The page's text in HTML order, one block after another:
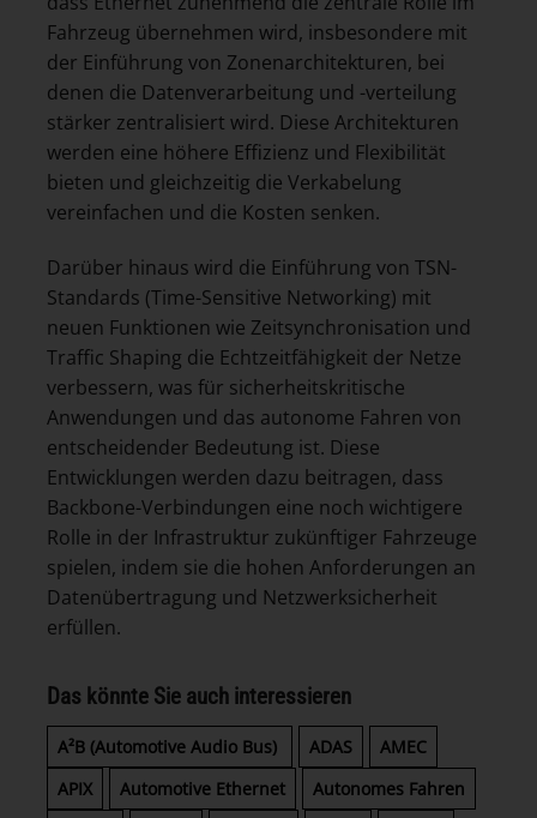
Fahrzeug übernehmen wird, insbesondere mit
der Einführung von Zonenarchitekturen, bei
denen die Datenverarbeitung und -verteilung
stärker zentralisiert wird. Diese Architekturen
werden eine höhere Effizienz und Flexibilität
bieten und gleichzeitig die Verkabelung
vereinfachen und die Kosten senken.
Darüber hinaus wird die Einführung von TSN-
Standards (Time-Sensitive Networking) mit
neuen Funktionen wie Zeitsynchronisation und
Traffic Shaping die Echtzeitfähigkeit der Netze
verbessern, was für sicherheitskritische
Anwendungen und das autonome Fahren von
entscheidender Bedeutung ist. Diese
Entwicklungen werden dazu beitragen, dass
Backbone-Verbindungen eine noch wichtigere
Rolle in der Infrastruktur zukünftiger Fahrzeuge
spielen, indem sie die hohen Anforderungen an
Datenübertragung und Netzwerksicherheit
erfüllen.
Das könnte Sie auch interessieren
A²B (Automotive Audio Bus) ADAS
AMEC
APIX
Automotive Ethernet
Autonomes Fahren